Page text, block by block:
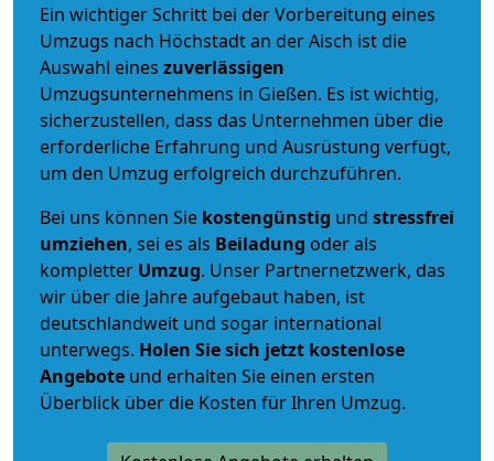
Ein wichtiger Schritt bei der Vorbereitung eines
Umzugs nach Höchstadt an der Aisch ist die
Auswahl eines zuverlässigen
Umzugsunternehmens in Gießen. Es ist wichtig,
sicherzustellen, dass das Unternehmen über die
erforderliche Erfahrung und Ausrüstung verfügt,
um den Umzug erfolgreich durchzuführen.
Bei uns können Sie kostengünstig und stressfrei
umziehen, sei es als Beiladung oder als
kompletter Umzug. Unser Partnernetzwerk, das
wir über die Jahre aufgebaut haben, ist
deutschlandweit und sogar international
unterwegs. Holen Sie sich jetzt kostenlose
Angebote und erhalten Sie einen ersten
Überblick über die Kosten für Ihren Umzug.